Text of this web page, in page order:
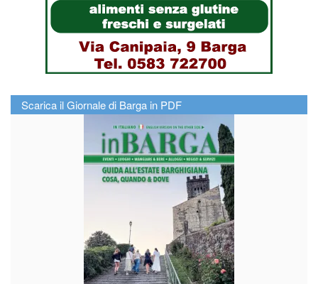
Scarica il Giornale di Barga in PDF